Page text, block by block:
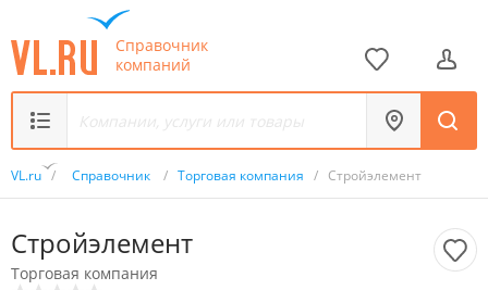
Справочник
компаний
VL.ru / Справочник / Торговая компания / Стройэлемент
Стройэлемент
Торговая компания